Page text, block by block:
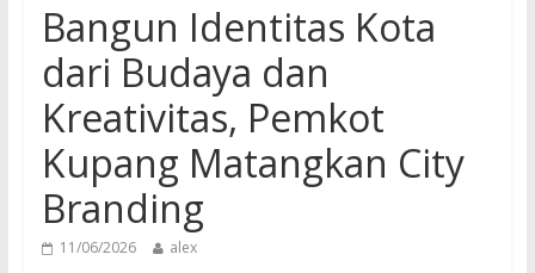
Bangun Identitas Kota
dari Budaya dan
Kreativitas, Pemkot
Kupang Matangkan City
Branding
11/06/2026 alex